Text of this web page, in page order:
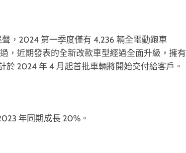
，2024 第一季度僅有 4,236 輛全電動跑車
，近期發表的全新改款車型經過全面升級，擁有
2024 年 4 月起首批車輛將開始交付給客戶。
年同期成長 20%。